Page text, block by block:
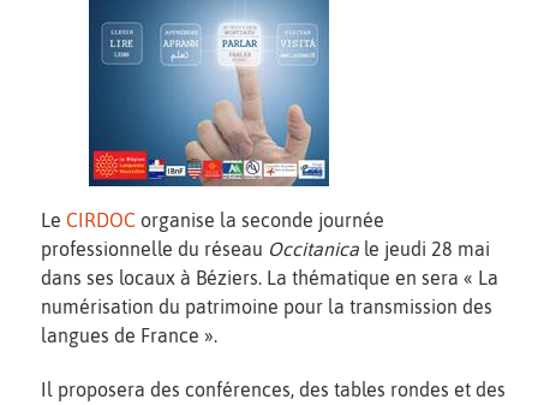
Le CIRDOC organise la seconde journée
professionnelle du réseau Occitanica le jeudi 28 mai
dans ses locaux à Béziers. La thématique en sera « La
numérisation du patrimoine pour la transmission des
langues de France ».
Il proposera des conférences, des tables rondes et des